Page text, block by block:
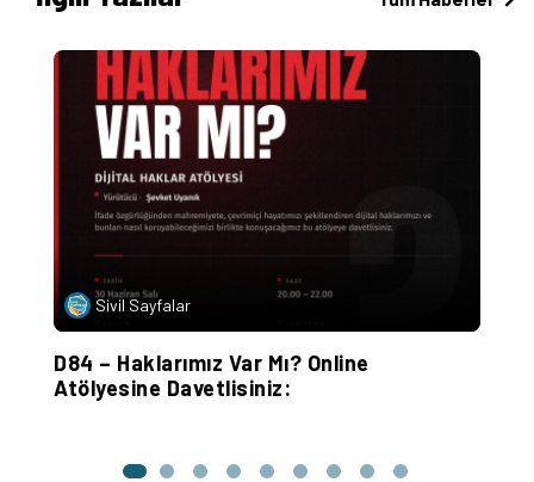
Sivil Sayfalar
D84 – Haklarımız Var Mı? Online
Atölyesine Davetlisiniz: